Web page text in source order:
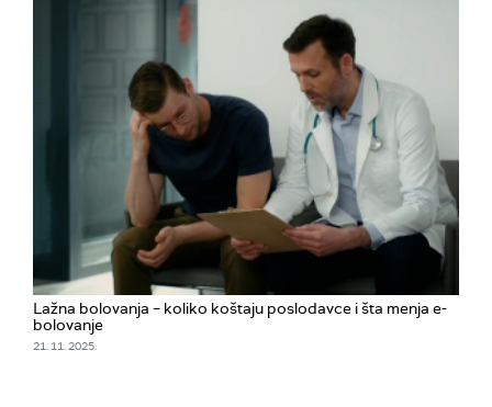
Lažna bolovanja – koliko koštaju poslodavce i šta menja e-
bolovanje
21. 11. 2025.